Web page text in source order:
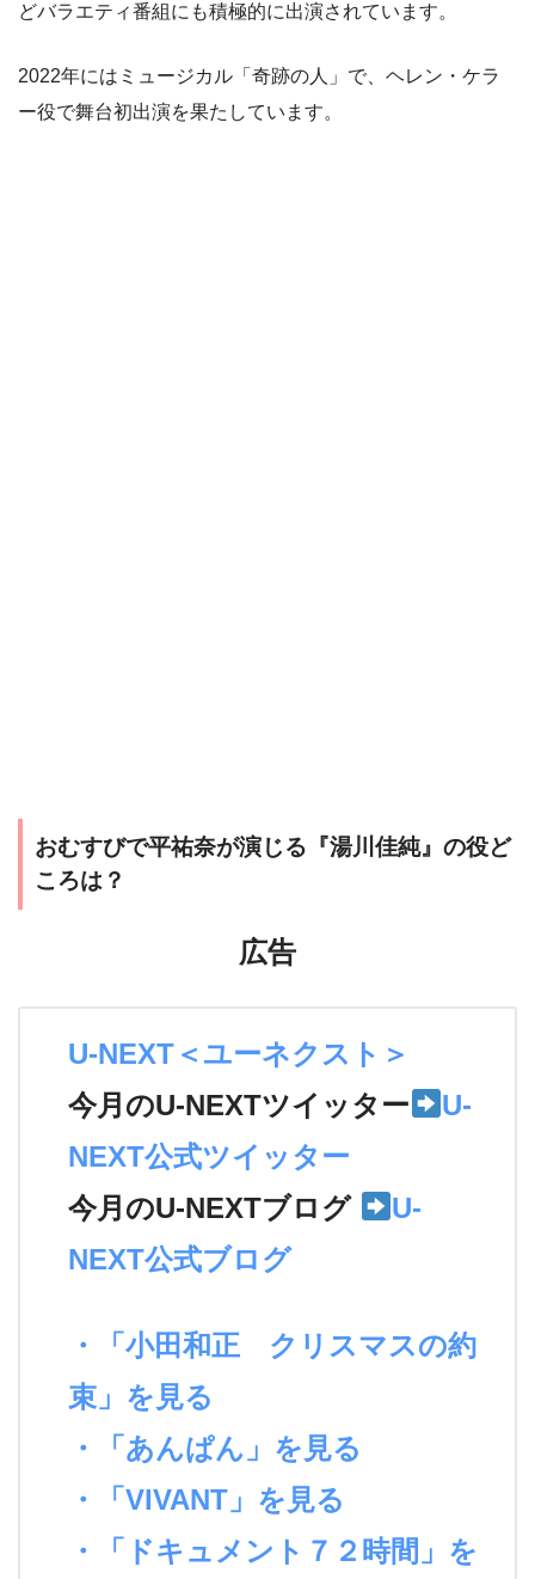
どバラエティ番組にも積極的に出演されています。
2022年にはミュージカル「奇跡の人」で、ヘレン・ケラ
ー役で舞台初出演を果たしています。
おむすびで平祐奈が演じる『湯川佳純』の役ど
ころは？
広告
U-NEXT＜ユーネクスト＞
今月のU-NEXTツイッター
U-
NEXT公式ツイッター
今月のU-NEXTブログ
U-
NEXT公式ブログ
・「小田和正 クリスマスの約
束」を見る
・「あんぱん」を見る
・「VIVANT」を見る
・「ドキュメント７２時間」を